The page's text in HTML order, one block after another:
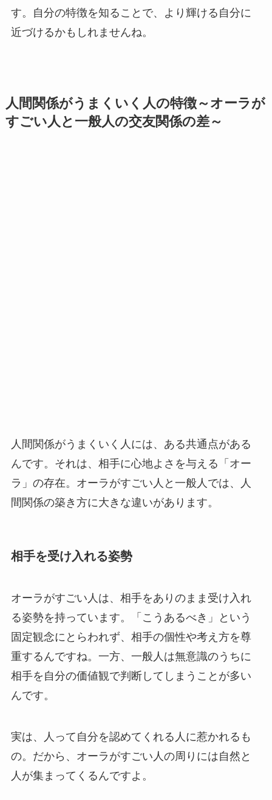
す。自分の特徴を知ることで、より輝ける自分に
近づけるかもしれませんね。
人間関係がうまくいく人の特徴～オーラが
すごい人と一般人の交友関係の差～
人間関係がうまくいく人には、ある共通点がある
んです。それは、相手に心地よさを与える「オー
ラ」の存在。オーラがすごい人と一般人では、人
間関係の築き方に大きな違いがあります。
相手を受け入れる姿勢
オーラがすごい人は、相手をありのまま受け入れ
る姿勢を持っています。「こうあるべき」という
固定観念にとらわれず、相手の個性や考え方を尊
重するんですね。一方、一般人は無意識のうちに
相手を自分の価値観で判断してしまうことが多い
んです。
実は、人って自分を認めてくれる人に惹かれるも
の。だから、オーラがすごい人の周りには自然と
人が集まってくるんですよ。